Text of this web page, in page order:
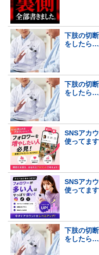
下肢の切
をしたら
下肢の切
をしたら
SNSアカ
使ってます
SNSアカ
使ってます
下肢の切
をしたら